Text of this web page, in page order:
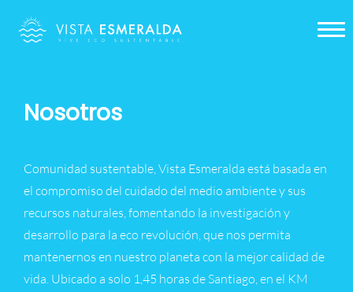
Nosotros
Sustentabilidad
Contacto
Nosotros
Comunidad sustentable, Vista Esmeralda está basada en
el compromiso del cuidado del medio ambiente y sus
recursos naturales, fomentando la investigación y
desarrollo para la eco revolución, que nos permita
mantenernos en nuestro planeta con la mejor calidad de
vida. Ubicado a solo 1,45 horas de Santiago, en el KM